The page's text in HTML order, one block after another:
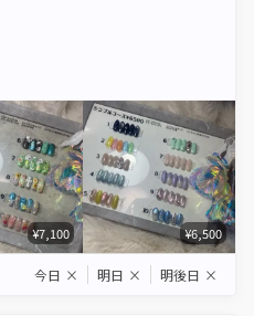
¥7,100 ¥6,500
今日 × 明日 × 明後日 ×